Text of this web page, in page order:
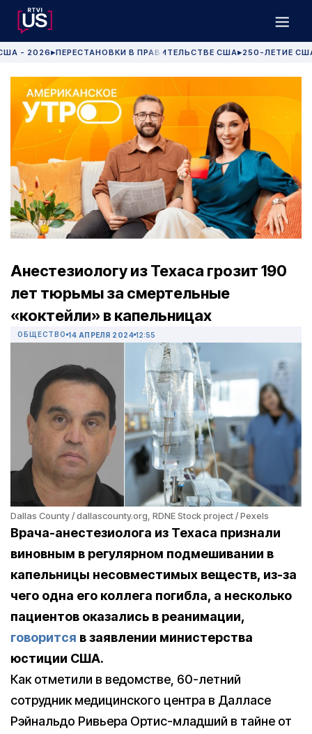
- 2026 ▶ПЕРЕСТАНОВКИ В ПРАВИТЕЛЬСТВЕ США▶250-ЛЕТИЕ
Анестезиологу из Техаса грозит 190
лет тюрьмы за смертельные
«коктейли» в капельницах
ОБЩЕСТВО 14 АПРЕЛЯ 2024 12:55
Dallas County / dallascounty.org, RDNE Stock project / Pexels
Врача-анестезиолога из Техаса признали
виновным в регулярном подмешивании в
капельницы несовместимых веществ, из-за
чего одна его коллега погибла, а несколько
пациентов оказались в реанимации,
говорится в заявлении министерства
юстиции США.
Как отметили в ведомстве, 60-летний
сотрудник медицинского центра в Далласе
Рэйнальдо Ривьера Ортис-младший в тайне от